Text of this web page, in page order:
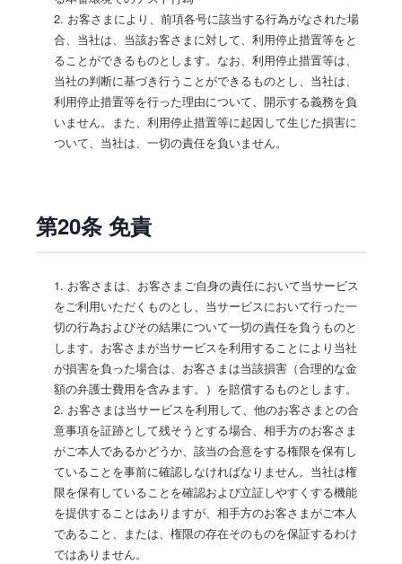
2. お客さまにより、前項各号に該当する行為がなされた場
合、当社は、当該お客さまに対して、利用停止措置等をと
ることができるものとします。なお、利用停止措置等は、
当社の判断に基づき行うことができるものとし、当社は、
利用停止措置等を行った理由について、開示する義務を負
いません。また、利用停止措置等に起因して生じた損害に
ついて、当社は、一切の責任を負いません。
第20条 免責
1. お客さまは、お客さまご自身の責任において当サービス
をご利用いただくものとし、当サービスにおいて行った一
切の行為およびその結果について一切の責任を負うものと
します。お客さまが当サービスを利用することにより当社
が損害を負った場合は、お客さまは当該損害（合理的な金
額の弁護士費用を含みます。）を賠償するものとします。
2. お客さまは当サービスを利用して、他のお客さまとの合
意事項を証跡として残そうとする場合、相手方のお客さま
がご本人であるかどうか、該当の合意をする権限を保有し
ていることを事前に確認しなければなりません。当社は権
限を保有していることを確認および立証しやすくする機能
を提供することはありますが、相手方のお客さまがご本人
であること、または、権限の存在そのものを保証するわけ
ではありません。